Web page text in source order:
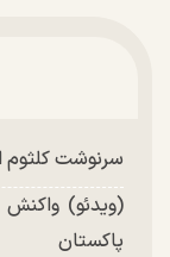
سرنوشت کلثوم
(ویدئو)
پاکستان